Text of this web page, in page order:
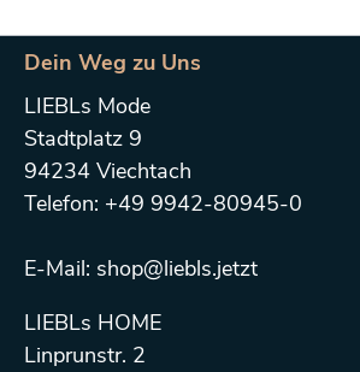
Dein Weg zu Uns
LIEBLs Mode
Stadtplatz 9
94234 Viechtach
Telefon: +49 9942-80945-0
E-Mail: shop@liebls.jetzt
LIEBLs HOME
Linprunstr. 2